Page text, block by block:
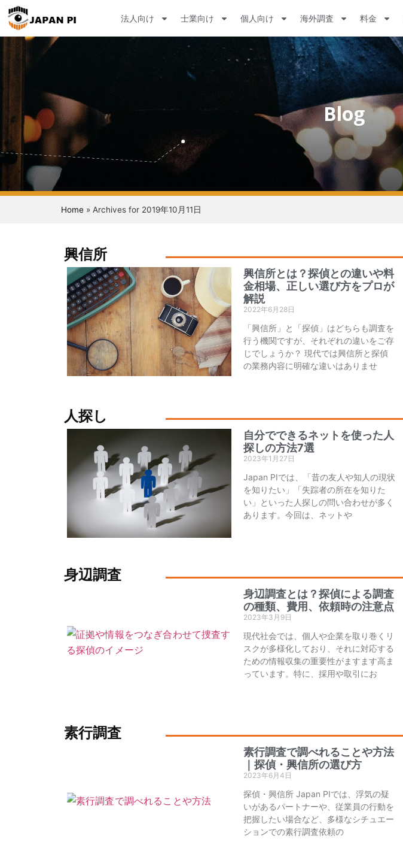
法人向け 士業向け 個人向け 海外調査 料金
Blog
Home » Archives for 2019年10月11日
興信所
興信所とは？探偵との違いや料
金相場、正しい選び方をプロが
解説
2022年6月28日
「興信所」と「探偵」はどちらも調査を
行う機関ですが、それぞれの違いをご存
じでしょうか？ 現代では興信所と探偵
の業務内容に明確な違いはありませ
人探し
自分でできるネットを使った人
探しの方法7選
2023年1月27日
Japan PIでは、「昔の友人や知人の現状
を知りたい」「失踪者の所在を知りた
い」といった人探しの問い合わせが多く
あります。今回は、ネットや
身辺調査
身辺調査とは？探偵による調査
の種類、費用、依頼時の注意点
2023年3月9日
現代社会では、個人や企業を取り巻くリ
スクが多様化しており、それに対応する
ための情報収集の重要性がますます高ま
っています。特に、採用や取引にお
素行調査
素行調査で調べれることや方法
｜探偵・興信所の選び方
2023年6月4日
探偵・興信所 Japan PIでは、浮気の疑
いがあるパートナーや、従業員の行動を
把握したい場合など、多様なシチュエー
ションでの素行調査依頼の